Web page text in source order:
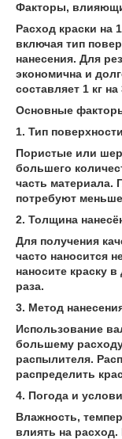
Факторы,
Расход краски на
включая тип
нанесения. Для
экономична и
составляет 1 кг
Основные
1. Тип поверхности
Пористые или
большего
часть материала.
потребуют
2. Толщина
Для получения
часто наносится
наносите краску
раза.
3. Метод
Использование
большему
распылителя.
распределить
4. Погода и
Влажность,
влиять на